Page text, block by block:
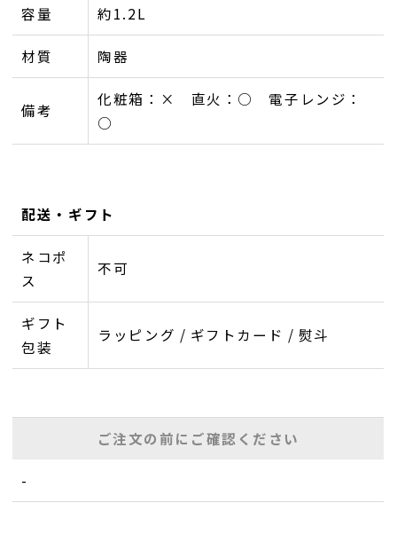
容量 約1.2L
材質 陶器
備考
化粧箱：× 直火：○ 電子レンジ：
○
配送・ギフト
ネコポ
ス
不可
ギフト
包装
ラッピング / ギフトカード / 熨斗
ご注文の前にご確認ください
-